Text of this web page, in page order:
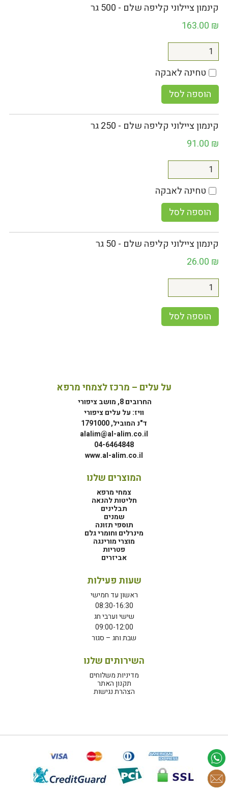
קינמון ציילוני קליפה שלם - 500 גר
163.00 ₪
טחינה לאבקה
הוספה לסל
קינמון ציילוני קליפה שלם - 250 גר
91.00 ₪
טחינה לאבקה
הוספה לסל
קינמון ציילוני קליפה שלם - 50 גר
26.00 ₪
הוספה לסל
על עלים – מרכז לצמחי מרפא
החרובים 8, מושב ציפורי
וויז: על עלים ציפורי
ד"נ המוביל, 1791000
alalim@al-alim.co.il
04-6464848
www.al-alim.co.il
המוצרים שלנו
צמחי מרפא
חליטות להנאה
תבלינים
שמנים
תוספי תזונה
מינרלים וחומרי גלם
מוצרי מורינגה
פטריות
אביזרים
שעות פעילות
ראשון עד חמישי
08:30-16:30
שישי וערבי חג
09:00-12:00
שבת וחג – סגור
השירותים שלנו
מדיניות משלוחים
תקנון האתר
הצהרת נגישות